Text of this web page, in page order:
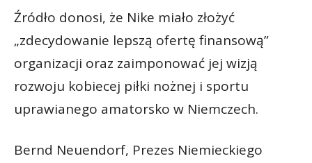
Źródło donosi, że Nike miało złożyć
„zdecydowanie lepszą ofertę finansową”
organizacji oraz zaimponować jej wizją
rozwoju kobiecej piłki nożnej i sportu
uprawianego amatorsko w Niemczech.
Bernd Neuendorf, Prezes Niemieckiego